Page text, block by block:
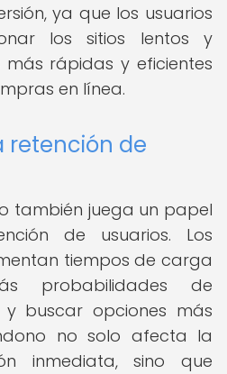
ya que los usuarios
los sitios lentos y
rápidas y eficientes
en línea.
retención de
también juega un papel
de usuarios. Los
tiempos de carga
probabilidades de
buscar opciones más
no solo afecta la
inmediata, sino que